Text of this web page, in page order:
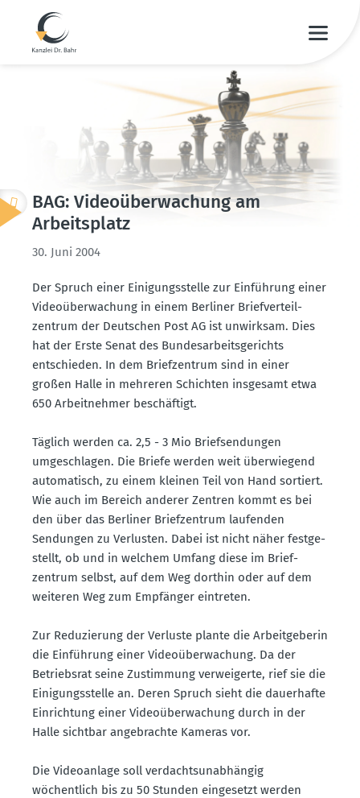
BAG: Video­über­wa­chung am
Arbeits­platz
30. Juni 2004
Der Spruch einer Einigungs­stelle zur Einführung einer
Video­über­wa­chung in einem Berliner Brief­ver­teil­
zentrum der Deutschen Post AG ist unwirksam. Dies
hat der Erste Senat des Bundes­ar­beits­ge­richts
entschieden. In dem Brief­zentrum sind in einer
großen Halle in mehreren Schichten insgesamt etwa
650 Arbeit­nehmer beschäftigt.
Täglich werden ca. 2,5 - 3 Mio Brief­sen­dungen
umgeschlagen. Die Briefe werden weit überwiegend
automa­tisch, zu einem kleinen Teil von Hand sortiert.
Wie auch im Bereich anderer Zentren kommt es bei
den über das Berliner Brief­zentrum laufenden
Sendungen zu Verlusten. Dabei ist nicht näher festge­
stellt, ob und in welchem Umfang diese im Brief­
zentrum selbst, auf dem Weg dorthin oder auf dem
weiteren Weg zum Empfänger eintreten.
Zur Reduzierung der Verluste plante die Arbeit­ge­berin
die Einführung einer Video­über­wa­chung. Da der
Betriebsrat seine Zustimmung verwei­gerte, rief sie die
Einigungs­stelle an. Deren Spruch sieht die dauer­hafte
Einrichtung einer Video­über­wa­chung durch in der
Halle sichtbar angebrachte Kameras vor.
Die Video­anlage soll verdachts­un­ab­hängig
wöchentlich bis zu 50 Stunden einge­setzt werden